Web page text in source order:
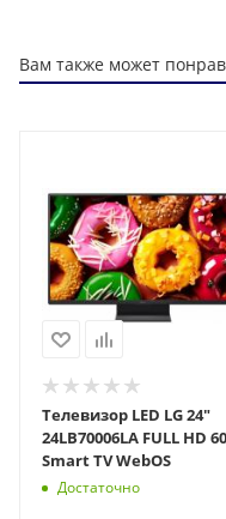
Вам также может
Телевизор LED LG 24"
24LB70006LA FULL HD
Smart TV WebOS
Достаточно